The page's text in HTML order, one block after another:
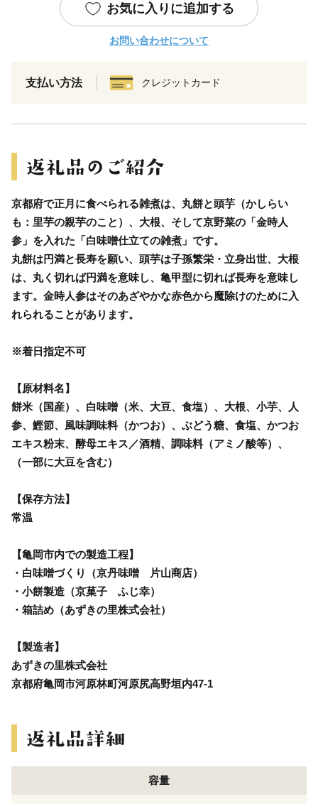
お気に入りに追加する
お問い合わせについて
支払い方法 クレジットカード
京都府で正月に食べられる雑煮は、丸餅と頭芋（かしらい
も：里芋の親芋のこと）、大根、そして京野菜の「金時人
参」を入れた「白味噌仕立ての雑煮」です。
丸餅は円満と長寿を願い、頭芋は子孫繁栄・立身出世、大根
は、丸く切れば円満を意味し、亀甲型に切れば長寿を意味し
ます。金時人参はそのあざやかな赤色から魔除けのために入
れられることがあります。
※着日指定不可
【原材料名】
餅米（国産）、白味噌（米、大豆、食塩）、大根、小芋、人
参、鰹節、風味調味料（かつお）、ぶどう糖、食塩、かつお
エキス粉末、酵母エキス／酒精、調味料（アミノ酸等）、
（一部に大豆を含む）
【保存方法】
常温
【亀岡市内での製造工程】
・白味噌づくり（京丹味噌 片山商店）
・小餅製造（京菓子 ふじ幸）
・箱詰め（あずきの里株式会社）
【製造者】
あずきの里株式会社
京都府亀岡市河原林町河原尻高野垣内47-1
容量